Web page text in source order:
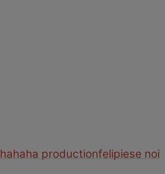
hahaha productionfelipiese noi